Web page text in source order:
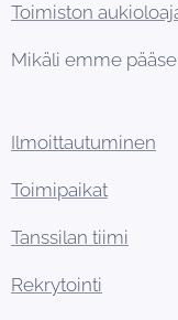
Toimiston
Mikäli emme
Ilmoittautuminen
Toimipaikat
Tanssilan tiimi
Rekrytointi